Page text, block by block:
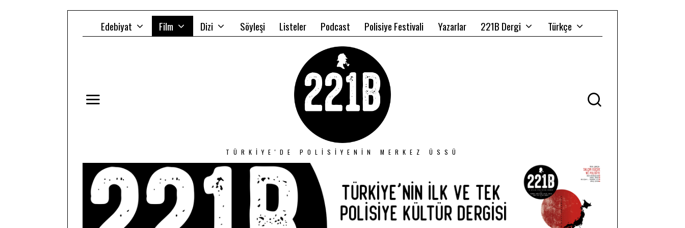
Edebiyat Film Dizi Söyleşi Listeler Podcast Polisiye Festivali Yazarlar 221B Dergi Türkçe
TÜRKIYE'DE POLISIYENIN MERKEZ ÜSSÜ